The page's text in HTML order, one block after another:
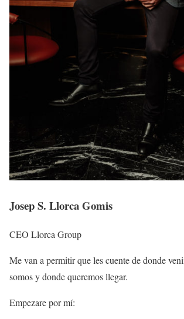
Josep S. Llorca Gomis
CEO Llorca Group
Me van a permitir que les cuente de donde
somos y donde queremos llegar.
Empezare por mí: